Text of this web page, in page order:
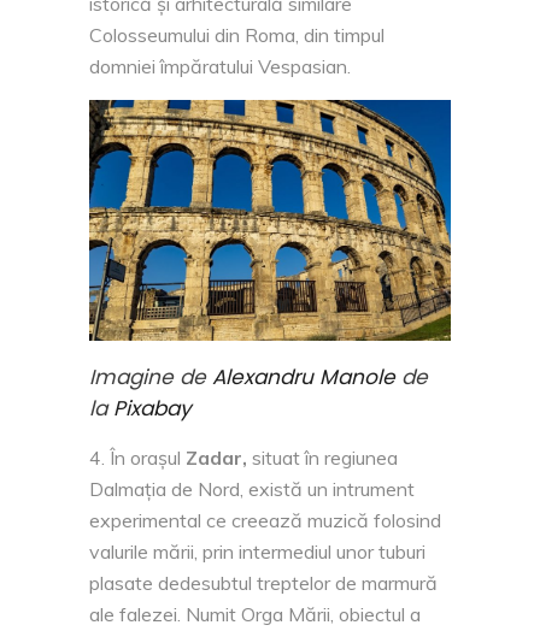
Colosseumului din Roma, din timpul
domniei împăratului Vespasian.
Imagine deAlexandru Manolede
laPixabay
În orașul Zadar, situat în regiunea
Dalmația de Nord, există un intrument
experimental ce creează muzică folosind
valurile mării, prin intermediul unor tuburi
plasate dedesubtul treptelor de marmură
ale falezei. Numit Orga Mării, obiectul a